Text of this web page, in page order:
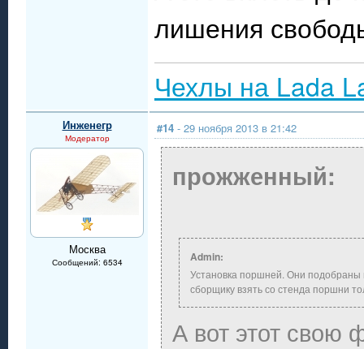
лишения
Чехлы на Lada
Инженегр
Модератор
Москва
Сообщений: 6534
#14 - 29 ноября 2013 в 21:42
прожженный:
Admin:
Установка поршней. Они подобраны
сборщику взять со стенда поршни
А вот этот свою